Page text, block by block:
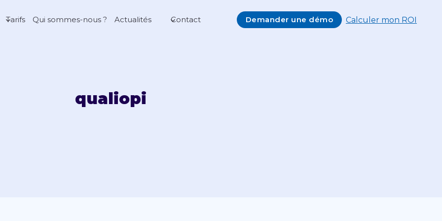
Tarifs Qui sommes-nous ? Actualités Contact Demander une démo Calculer mon ROI
qualiopi